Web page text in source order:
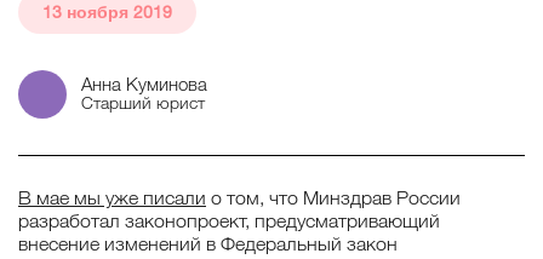
13 ноября 2019
Анна Куминова
Старший юрист
В мае мы уже писали о том, что Минздрав России
разработал законопроект, предусматривающий
внесение изменений в Федеральный закон